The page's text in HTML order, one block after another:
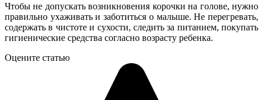
Чтобы не допускать возникновения корочки на голове, нужно
правильно ухаживать и заботиться о малыше. Не перегревать,
содержать в чистоте и сухости, следить за питанием, покупать
гигиенические средства согласно возрасту ребенка.
Оцените статью